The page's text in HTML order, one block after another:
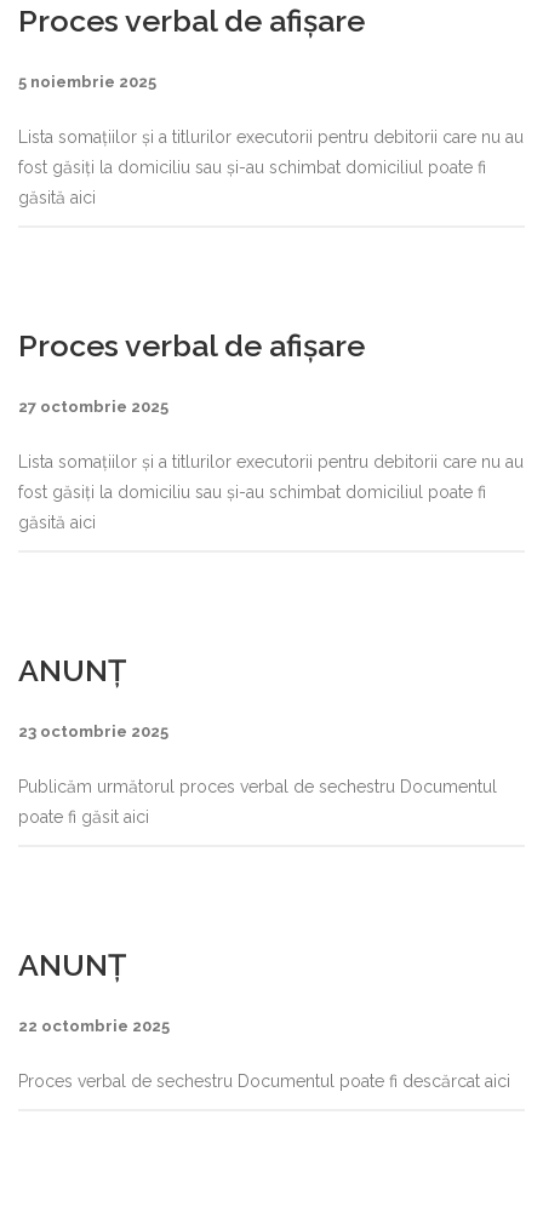
Proces verbal de afișare
5 noiembrie 2025
Lista somațiilor și a titlurilor executorii pentru debitorii care nu au
fost găsiți la domiciliu sau și-au schimbat domiciliul poate fi
găsită aici
Proces verbal de afișare
27 octombrie 2025
Lista somațiilor și a titlurilor executorii pentru debitorii care nu au
fost găsiți la domiciliu sau și-au schimbat domiciliul poate fi
găsită aici
ANUNȚ
23 octombrie 2025
Publicăm următorul proces verbal de sechestru Documentul
poate fi găsit aici
ANUNȚ
22 octombrie 2025
Proces verbal de sechestru Documentul poate fi descărcat aici